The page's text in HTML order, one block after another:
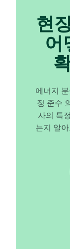
현
어
에너지
정 준수
사의 특
는지 알